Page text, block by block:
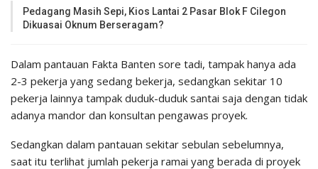
Pedagang Masih Sepi, Kios Lantai 2 Pasar Blok F Cilegon
Dikuasai Oknum Berseragam?
Dalam pantauan Fakta Banten sore tadi, tampak hanya ada
2-3 pekerja yang sedang bekerja, sedangkan sekitar 10
pekerja lainnya tampak duduk-duduk santai saja dengan tidak
adanya mandor dan konsultan pengawas proyek.
Sedangkan dalam pantauan sekitar sebulan sebelumnya,
saat itu terlihat jumlah pekerja ramai yang berada di proyek